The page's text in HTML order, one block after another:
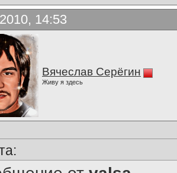
14:53
Вячеслав Серёгин
Живу я здесь